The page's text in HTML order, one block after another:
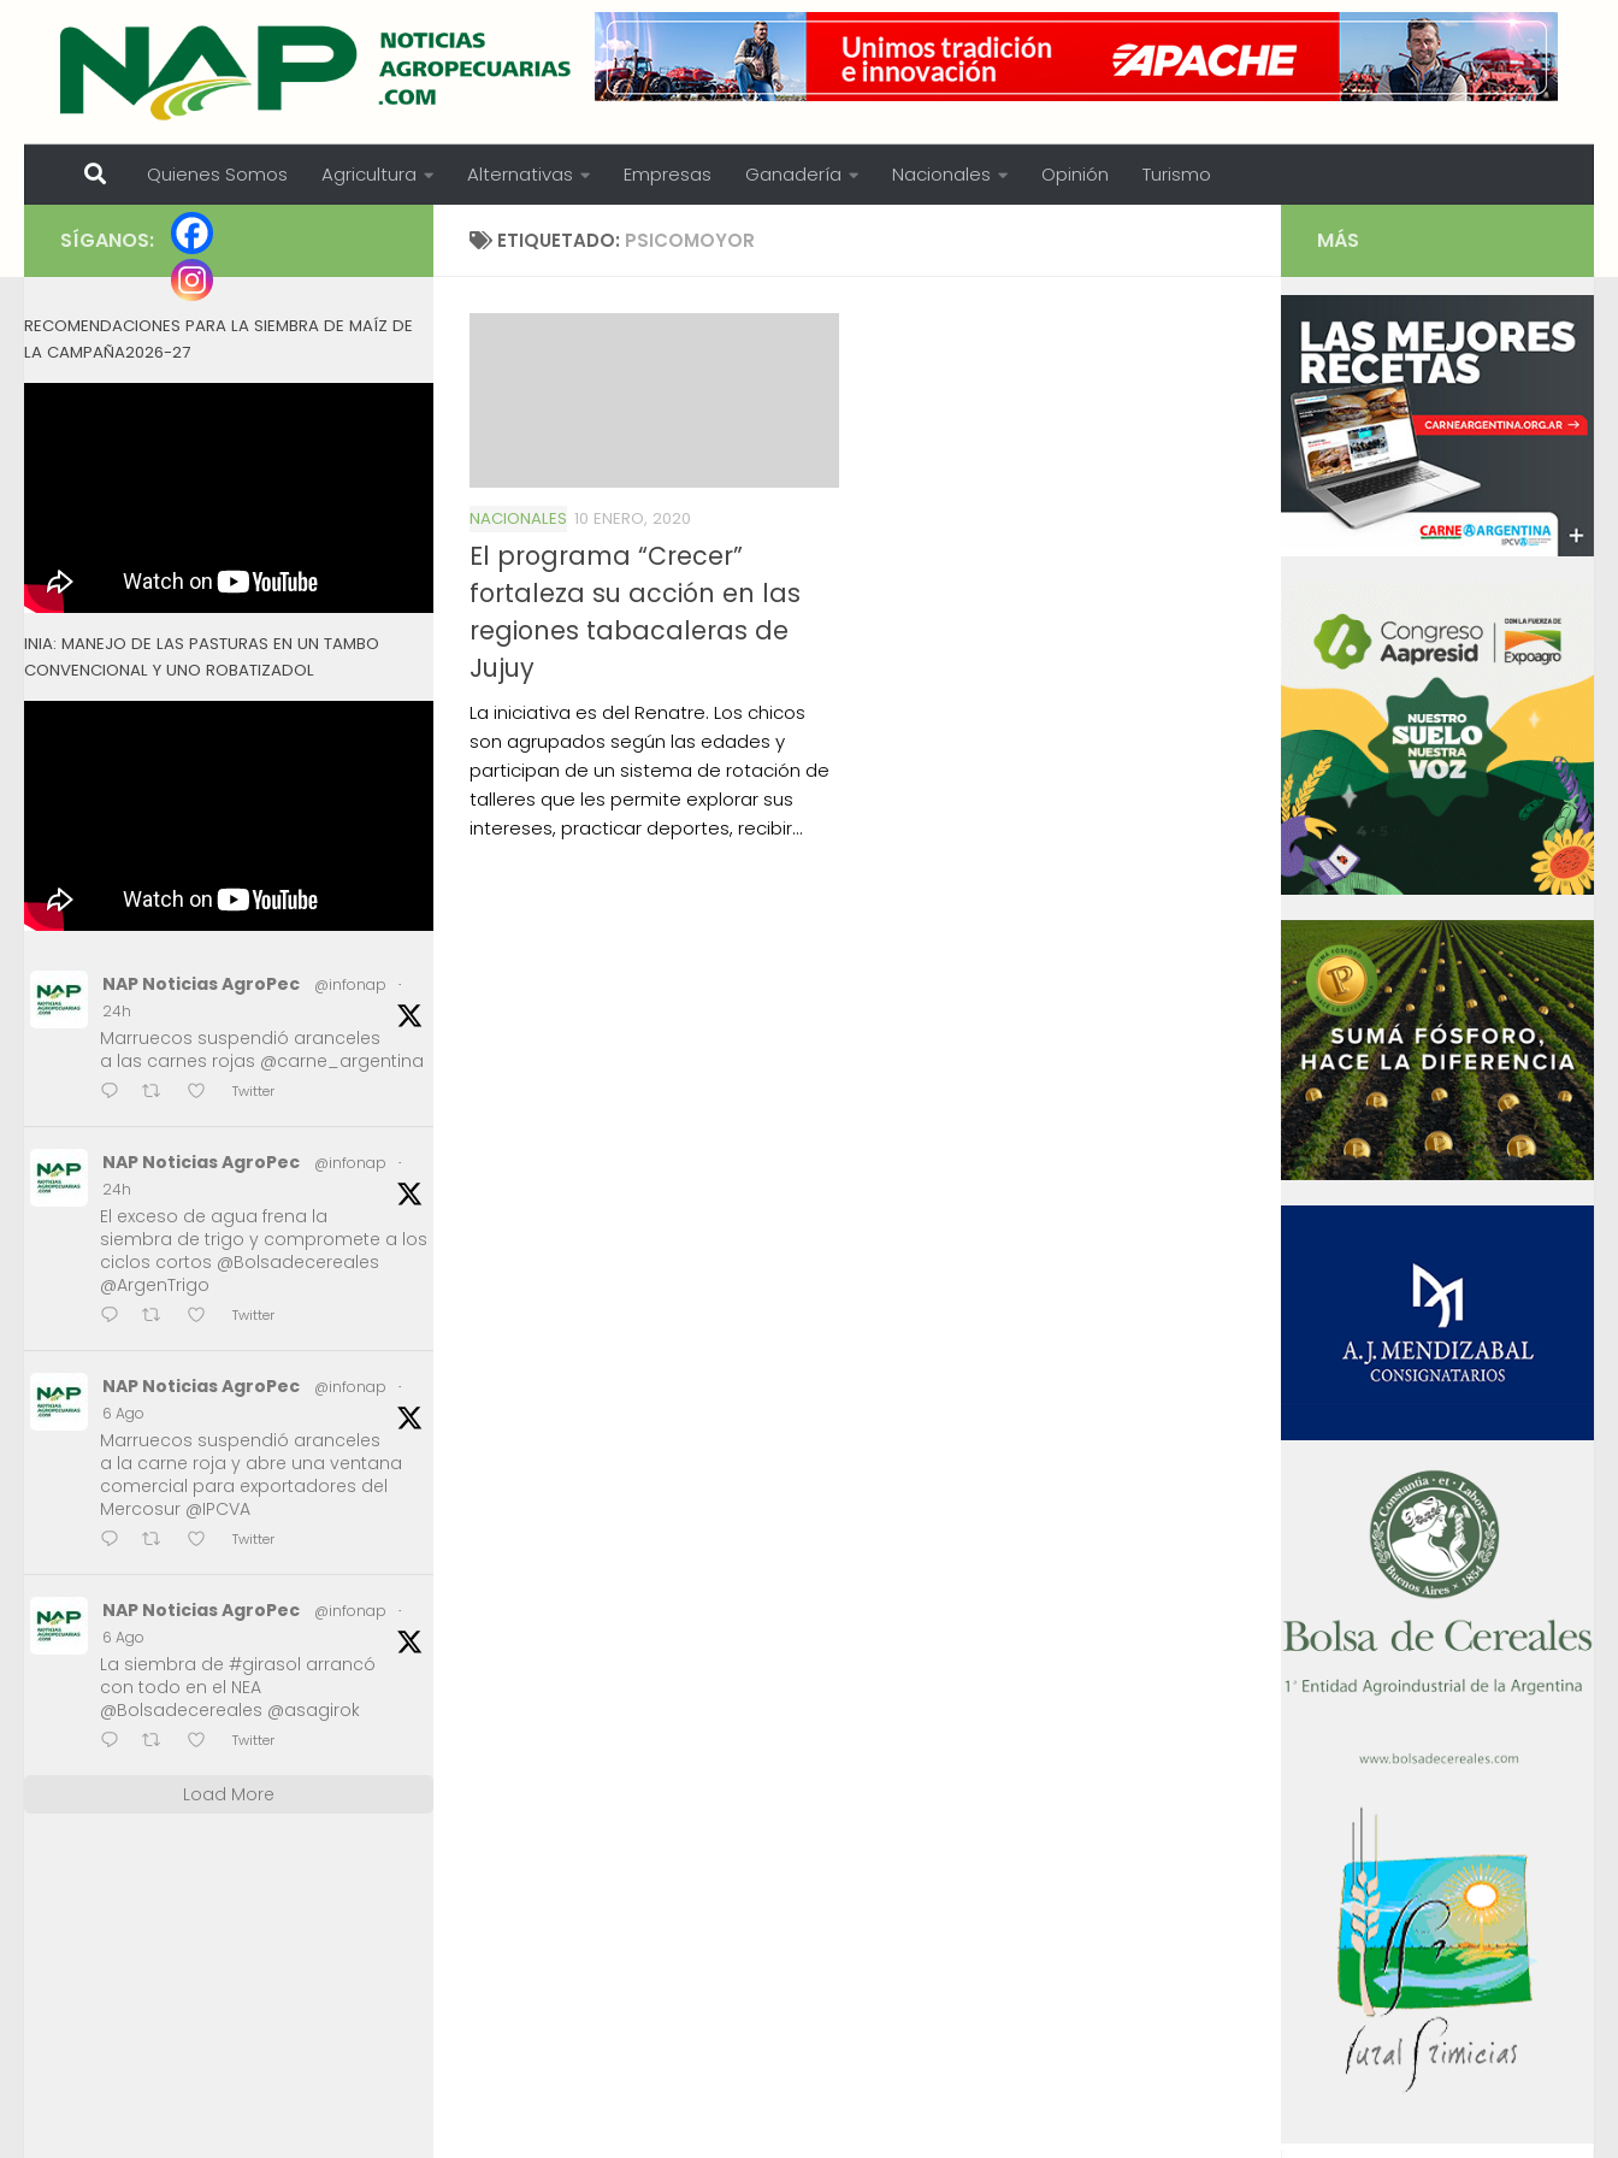
Skip to content
Quienes Somos Agricultura Alternativas Empresas Ganadería Nacionales Opinión Turismo
ETIQUETADO: PSICOMOYOR
NACIONALES 10 ENERO, 2020
El programa “Crecer”
fortaleza su acción en las
regiones tabacaleras de
Jujuy
La iniciativa es del Renatre. Los chicos
son agrupados según las edades y
participan de un sistema de rotación de
talleres que les permite explorar sus
intereses, practicar deportes, recibir...
SÍGANOS:
RECOMENDACIONES PARA LA SIEMBRA DE MAÍZ DE
LA CAMPAÑA2026-27
INIA: MANEJO DE LAS PASTURAS EN UN TAMBO
CONVENCIONAL Y UNO ROBATIZADOL
NAP Noticias AgroPec @infonap
·
24h
Marruecos suspendió aranceles
a las carnes rojas @carne_argentina
Twitter
NAP Noticias AgroPec @infonap
·
24h
El exceso de agua frena la
siembra de trigo y compromete a los
ciclos cortos @Bolsadecereales
@ArgenTrigo
Twitter
NAP Noticias AgroPec @infonap
·
6 Ago
Marruecos suspendió aranceles
a la carne roja y abre una ventana
comercial para exportadores del
Mercosur @IPCVA
Twitter
NAP Noticias AgroPec @infonap
·
6 Ago
La siembra de #girasol arrancó
con todo en el NEA
@Bolsadecereales @asagirok
Twitter
Load More
MÁS